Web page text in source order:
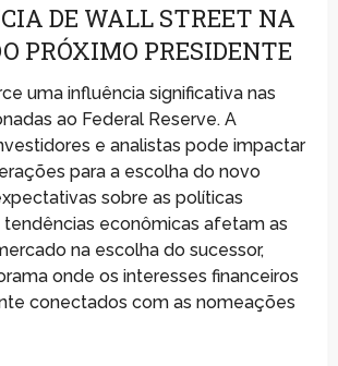
DE WALL STREET NA
PRÓXIMO PRESIDENTE
uma influência significativa nas
ao Federal Reserve. A
e analistas pode impactar
para a escolha do novo
sobre as políticas
tendências econômicas afetam as
na escolha do sucessor,
onde os interesses financeiros
conectados com as nomeações